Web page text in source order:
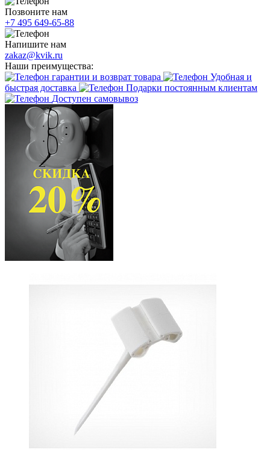
Позвоните нам
+7 495 649-65-88
Напишите нам
zakaz@kvik.ru
Наши преимущества:
гарантии и возврат товара
Удобная и
быстрая доставка
Подарки постоянным клиентам
Доступен самовывоз